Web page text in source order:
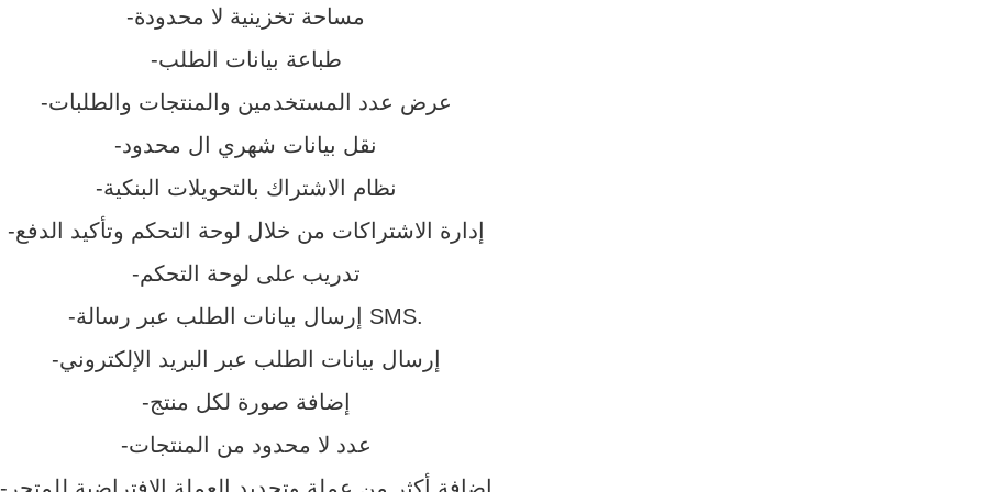
-مساحة تخزينية لا محدودة
-طباعة بيانات الطلب
-عرض عدد المستخدمين والمنتجات والطلبات
-نقل بيانات شهري ال محدود
-نظام الاشتراك بالتحويلات البنكية
-إدارة الاشتراكات من خلال لوحة التحكم وتأكيد الدفع
-تدريب على لوحة التحكم
-إرسال بيانات الطلب عبر رسالة SMS.
-إرسال بيانات الطلب عبر البريد الإلكتروني
-إضافة صورة لكل منتج
-عدد لا محدود من المنتجات